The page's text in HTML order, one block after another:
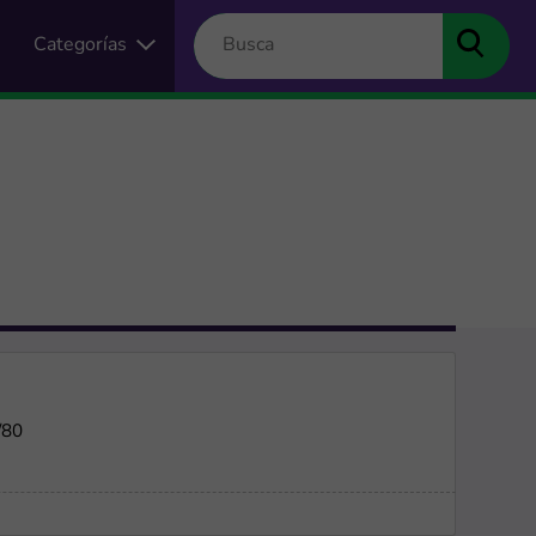
Categorías